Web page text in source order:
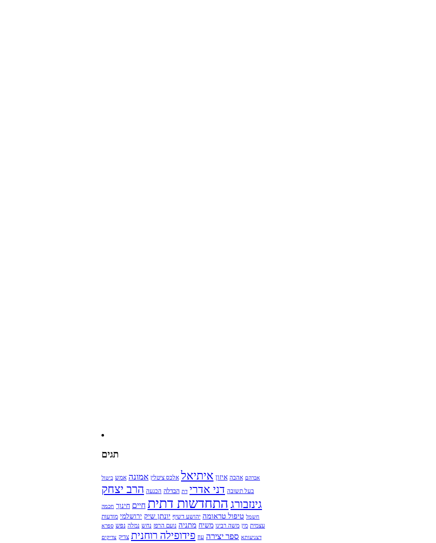
תגים
אברהם אהבה איזון איתיאל אלכס ציטלין אמונה אמש ביטול
בעל תשובה דני אדרי דת הבדלה הכנעה הרב יצחק
גינזבורג התחדשות דתית חיים חינוך חכמה
חשמל טיפול טראומה יהושע דשיף יונתן שיק ירושלמי מודעות
עצמית מין משה רבינו משיח מתניה נועם הרפז נחש נמלה נפש ספרא
דצניעותא ספר יצירה עוז פידופילה רוחנית צדיק צדיקים